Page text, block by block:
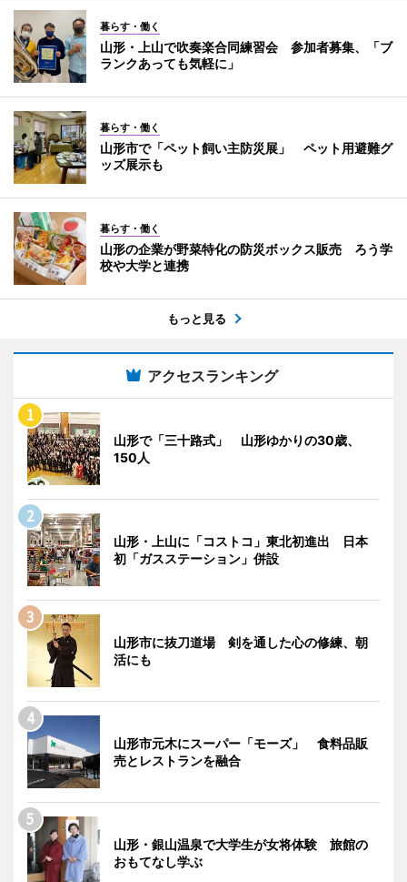
暮らす・働く
山形・上山で吹奏楽合同練習会 参加者募集、「ブ
ランクあっても気軽に」
暮らす・働く
山形市で「ペット飼い主防災展」 ペット用避難グ
ッズ展示も
暮らす・働く
山形の企業が野菜特化の防災ボックス販売 ろう学
校や大学と連携
もっと見る
アクセスランキング
山形で「三十路式」 山形ゆかりの30歳、
150人
山形・上山に「コストコ」東北初進出 日本
初「ガスステーション」併設
山形市に抜刀道場 剣を通した心の修練、朝
活にも
山形市元木にスーパー「モーズ」 食料品販
売とレストランを融合
山形・銀山温泉で大学生が女将体験 旅館の
おもてなし学ぶ